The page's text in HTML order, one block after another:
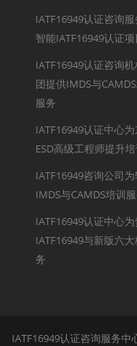
IATF16949认证咨询
智能IATF16949认证项
IATF16949认证咨询
团提供IMDS与
服务
IATF16949认证中心
ESD高级工程师提升
IATF16949咨询公司
IMDS与CAMDS培训
IATF16949认证中心
IATF16949与新版六
务
IATF16949认证咨询服务